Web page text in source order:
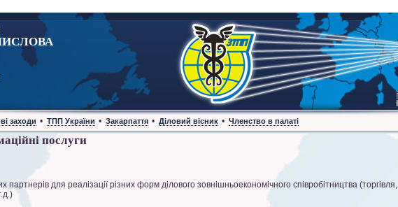
заходи • ТПП України • Закарпаття • Діловий вісник • Членство в палаті
послуги
партнерів для реалізації різних форм ділового зовнішньоекономічного співробітництва (торгівля,